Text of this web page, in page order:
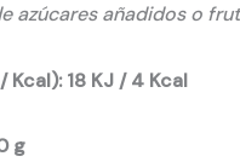
azúcares añadidos o
Kcal): 18 KJ / 4 Kcal
g